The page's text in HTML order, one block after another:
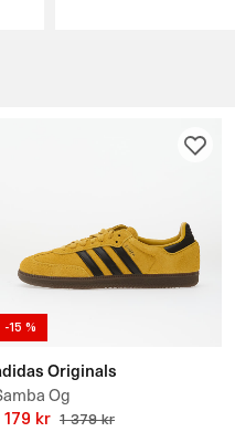
-15 %
Originals
Og
179 kr 1 379 kr